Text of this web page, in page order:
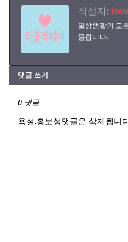
작성자:
일상생활의 모
물합니다.
댓글 쓰기
0 댓글
욕설.홍보성댓글은 삭제됩니